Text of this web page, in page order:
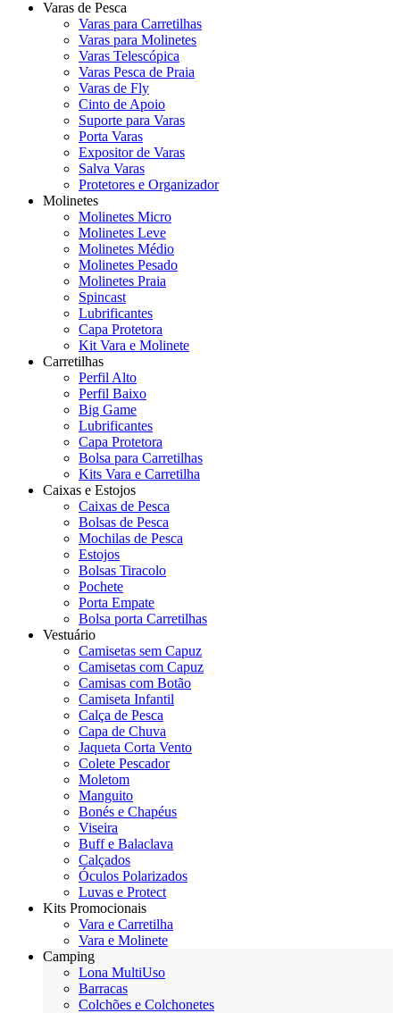
Varas de Pesca
Varas para Carretilhas
Varas para Molinetes
Varas Telescópica
Varas Pesca de Praia
Varas de Fly
Cinto de Apoio
Suporte para Varas
Porta Varas
Expositor de Varas
Salva Varas
Protetores e Organizador
Molinetes
Molinetes Micro
Molinetes Leve
Molinetes Médio
Molinetes Pesado
Molinetes Praia
Spincast
Lubrificantes
Capa Protetora
Kit Vara e Molinete
Carretilhas
Perfil Alto
Perfil Baixo
Big Game
Lubrificantes
Capa Protetora
Bolsa para Carretilhas
Kits Vara e Carretilha
Caixas e Estojos
Caixas de Pesca
Bolsas de Pesca
Mochilas de Pesca
Estojos
Bolsas Tiracolo
Pochete
Porta Empate
Bolsa porta Carretilhas
Vestuário
Camisetas sem Capuz
Camisetas com Capuz
Camisas com Botão
Camiseta Infantil
Calça de Pesca
Capa de Chuva
Jaqueta Corta Vento
Colete Pescador
Moletom
Manguito
Bonés e Chapéus
Viseira
Buff e Balaclava
Calçados
Óculos Polarizados
Luvas e Protect
Kits Promocionais
Vara e Carretilha
Vara e Molinete
Camping
Lona MultiUso
Barracas
Colchões e Colchonetes